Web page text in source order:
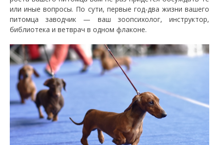
или иные вопросы. По сути, первые год-два жизни вашего
питомца заводчик — ваш зоопсихолог, инструктор,
библиотека и ветврач в одном флаконе.